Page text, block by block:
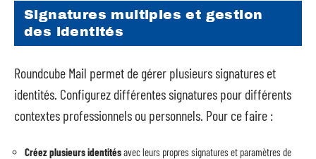
Signatures multiples et gestion
des identités
Roundcube Mail permet de gérer plusieurs signatures et
identités. Configurez différentes signatures pour différents
contextes professionnels ou personnels. Pour ce faire :
Créez plusieurs identitésavec leurs propres signatures et paramètres de